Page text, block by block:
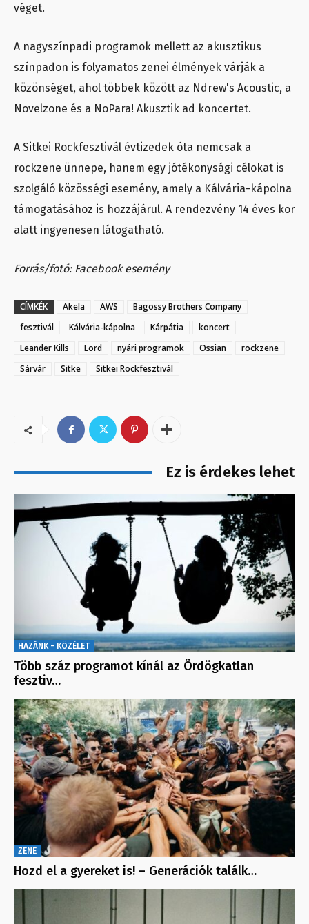
véget.
A nagyszínpadi programok mellett az akusztikus
színpadon is folyamatos zenei élmények várják a
közönséget, ahol többek között az Ndrew's Acoustic, a
Novelzone és a NoPara! Akusztik ad koncertet.
A Sitkei Rockfesztivál évtizedek óta nemcsak a
rockzene ünnepe, hanem egy jótékonysági célokat is
szolgáló közösségi esemény, amely a Kálvária-kápolna
támogatásához is hozzájárul. A rendezvény 14 éves kor
alatt ingyenesen látogatható.
Forrás/fotó: Facebook esemény
CÍMKÉK Akela AWS
Bagossy Brothers Company
fesztivál
Kálvária-kápolna Kárpátia
koncert
Leander Kills
Lord nyári programok Ossian
rockzene
Sárvár
Sitke Sitkei Rockfesztivál
Ez is érdekes lehet
HAZÁNK - KÖZÉLET
Több száz programot kínál az Ördögkatlan
fesztiv…
ZENE
Hozd el a gyereket is! – Generációk találk…